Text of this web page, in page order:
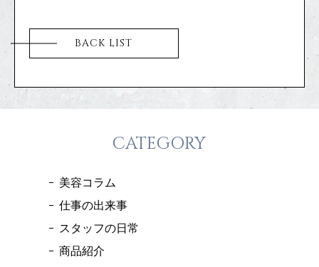
BACK LIST
CATEGORY
美容コラム
仕事の出来事
スタッフの日常
商品紹介